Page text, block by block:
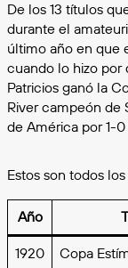
De los 13 títulos
durante el
último año en que
cuando lo hizo por
Patricios ganó la
River campeón de
de América por 1-0
Estos son todos
Año
1920 Copa